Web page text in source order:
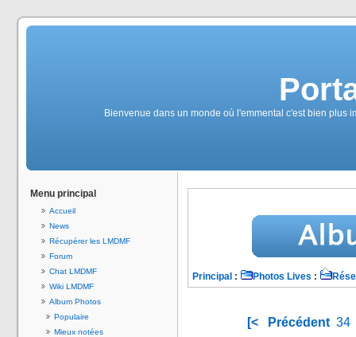
Bienvenue dans un monde où l'emmental c'est bien plus
Menu principal
Accueil
News
Récupérer les LMDMF
Forum
Chat LMDMF
Wiki LMDMF
Album Photos
Populaire
Mieux notées
Principal : Photos Lives :
[< Précédent 34